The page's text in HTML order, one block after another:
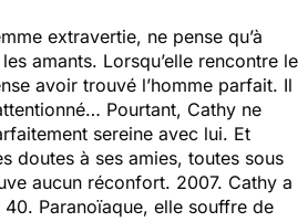
extravertie, ne pense qu’à
amants. Lorsqu’elle rencontre le
avoir trouvé l’homme parfait. Il
Pourtant, Cathy ne
sereine avec lui. Et
doutes à ses amies, toutes sous
aucun réconfort. 2007. Cathy a
Paranoïaque, elle souffre de